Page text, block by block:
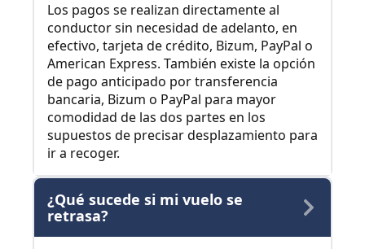
Los pagos se realizan directamente al
conductor sin necesidad de adelanto, en
efectivo, tarjeta de crédito, Bizum, PayPal o
American Express. También existe la opción
de pago anticipado por transferencia
bancaria, Bizum o PayPal para mayor
comodidad de las dos partes en los
supuestos de precisar desplazamiento para
ir a recoger.
¿Qué sucede si mi vuelo se
retrasa?